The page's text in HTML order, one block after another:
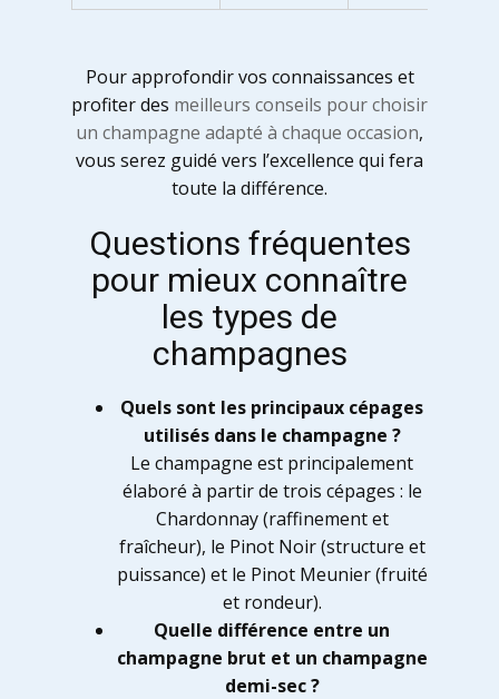
Pour approfondir vos connaissances et
profiter des meilleurs conseils pour choisir
un champagne adapté à chaque occasion,
vous serez guidé vers l’excellence qui fera
toute la différence.
Questions fréquentes
pour mieux connaître
les types de
champagnes
Quels sont les principaux cépages
utilisés dans le champagne ?
Le champagne est principalement
élaboré à partir de trois cépages : le
Chardonnay (raffinement et
fraîcheur), le Pinot Noir (structure et
puissance) et le Pinot Meunier (fruité
et rondeur).
Quelle différence entre un
champagne brut et un champagne
demi-sec ?